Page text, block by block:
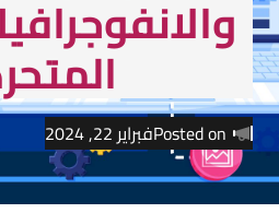
Posted onفبراير 22, 2024